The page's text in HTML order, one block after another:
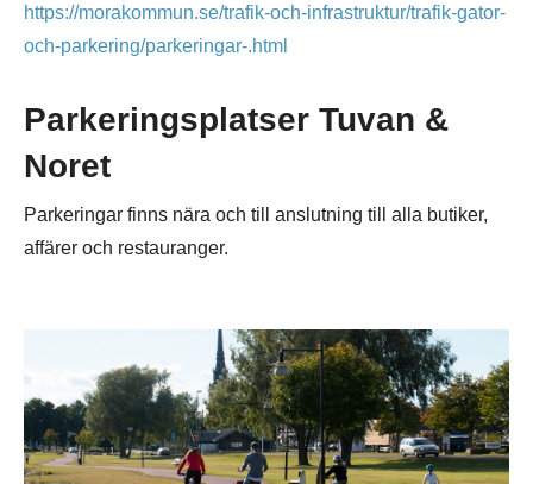
https://morakommun.se/trafik-och-infrastruktur/trafik-gator-
och-parkering/parkeringar-.html
Parkeringsplatser Tuvan &
Noret
Parkeringar finns nära och till anslutning till alla butiker,
affärer och restauranger.